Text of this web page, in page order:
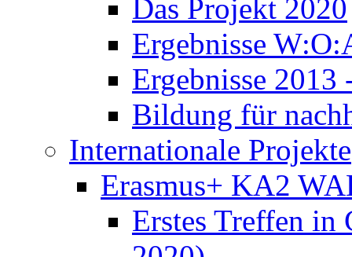
Das Projekt 2020
Ergebnisse
Ergebnisse 2013
Bildung für
Internationale Projekte
Erasmus+ KA2
Erstes Treffen in